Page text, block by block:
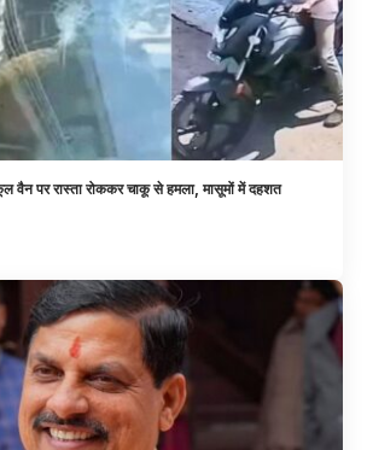
वैन पर रास्ता रोककर चाकू से हमला, मासूमों में दहशत